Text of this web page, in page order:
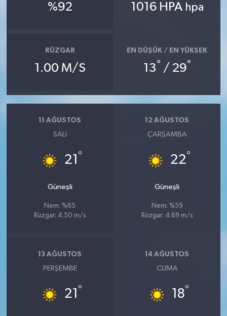
%92 1016 HPA hpa
RÜZGAR
1.00 M/S
EN DÜŞÜK / EN YÜKSEK
13° / 29°
11 AĞUSTOS
SALI
21 °
Güneşli
Nem: %65
Rüzgar: 4.50 m/s
12 AĞUSTOS
ÇARŞAMBA
22°
Güneşli
Nem: %59
Rüzgar: 4.69 m/s
13 AĞUSTOS
PERŞEMBE
21 °
14 AĞUSTOS
CUMA
18°